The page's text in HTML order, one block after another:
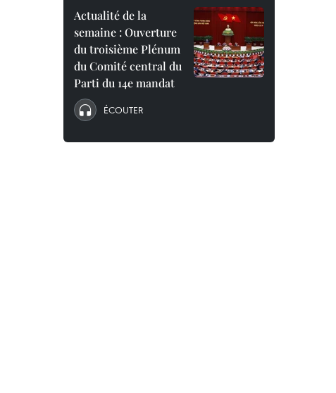
Actualité de la
semaine : Ouverture
du troisième Plénum
du Comité central du
Parti du 14e mandat
ÉCOUTER